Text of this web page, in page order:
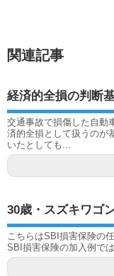
関連記事
経済的全損の判断
交通事故で損傷した自動
済的全損として扱うのが
いたとしても...
30歳・スズキワゴ
こちらはSBI損害保険の
SBI損害保険の加入例で